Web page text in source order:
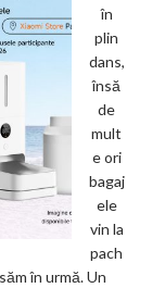
în
plin
dans,
însă
de
mult
e ori
bagaj
ele
vin la
pach
în urmă. Un